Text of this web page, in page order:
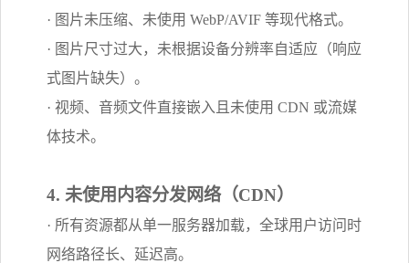
· 图片未压缩、未使用 WebP/AVIF 等现代格式。
· 图片尺寸过大，未根据设备分辨率自适应（响应
式图片缺失）。
· 视频、音频文件直接嵌入且未使用 CDN 或流媒
体技术。
4. 未使用内容分发网络（CDN）
· 所有资源都从单一服务器加载，全球用户访问时
网络路径长、延迟高。